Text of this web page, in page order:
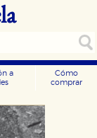
a
Cómo
comprar